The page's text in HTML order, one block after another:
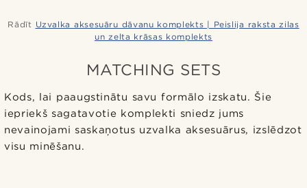
Rādīt Uzvalka aksesuāru dāvanu komplekts | Peislija raksta zilas
un zelta krāsas komplekts
MATCHING SETS
Kods, lai paaugstinātu savu formālo izskatu. Šie
iepriekš sagatavotie komplekti sniedz jums
nevainojami saskaņotus uzvalka aksesuārus, izslēdzot
visu minēšanu.